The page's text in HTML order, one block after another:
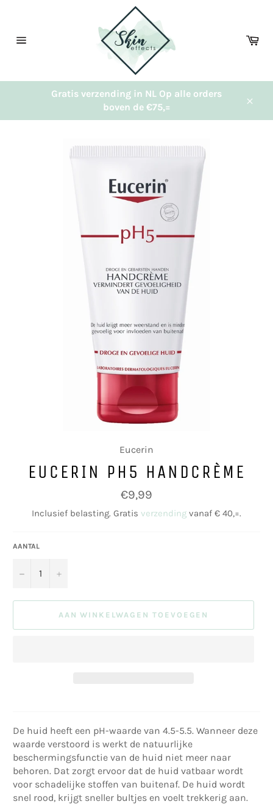
content
Gratis verzending in NL Op alle orders
boven de €75,=
Eucerin
EUCERIN PH5 HANDCRÈME
Normale
prijs
€9,99
Inclusief belasting. Gratis verzending vanaf € 40,=.
AANTAL
− +
AAN WINKELWAGEN TOEVOEGEN
De huid heeft een pH-waarde van 4.5-5.5. Wanneer deze
waarde verstoord is werkt de natuurlijke
beschermingsfunctie van de huid niet meer naar
behoren. Dat zorgt ervoor dat de huid vatbaar wordt
voor schadelijke stoffen van buitenaf. De huid wordt
snel rood, krijgt sneller bultjes en voelt trekkerig aan.